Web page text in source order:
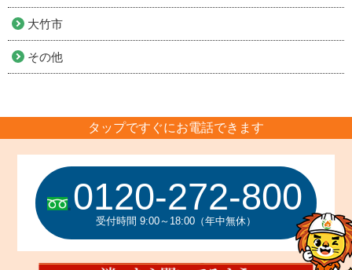
大竹市
その他
タップですぐにお電話できます
0120-272-800
受付時間 9:00～18:00（年中無休）